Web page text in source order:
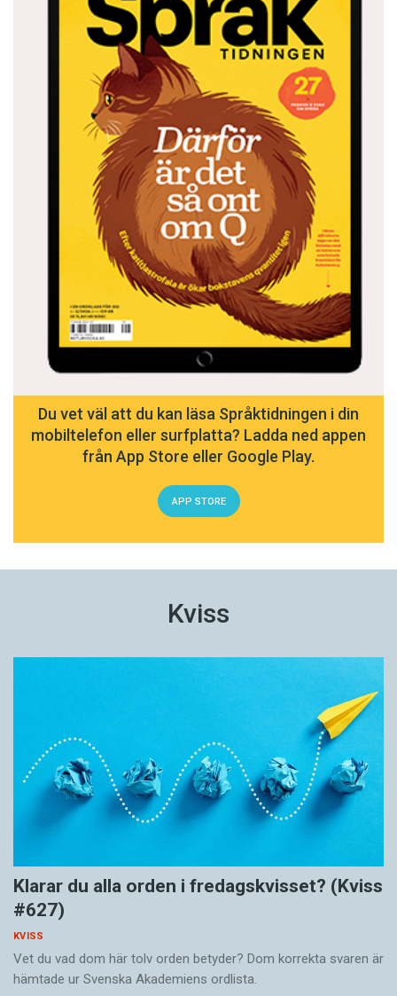
Du vet väl att du kan läsa Språktidningen i din
mobiltelefon eller surfplatta? Ladda ned appen
från App Store eller Google Play.
APP STORE
Kviss
Klarar du alla orden i fredagskvisset? (Kviss
#627)
KVISS
Vet du vad dom här tolv orden betyder? Dom korrekta svaren är
hämtade ur Svenska Akademiens ordlista.